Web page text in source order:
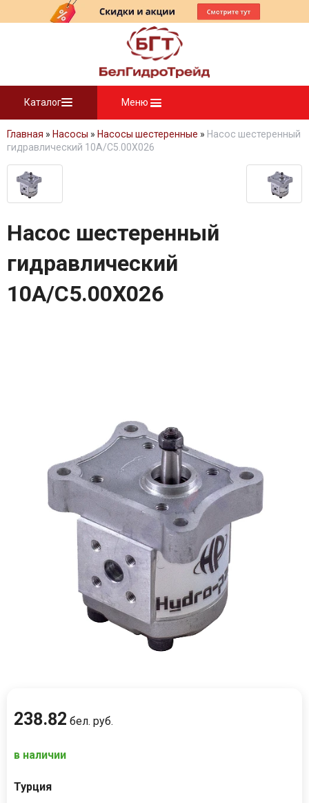
Каталог Меню
Главная » Насосы » Насосы шестеренные » Насос шестеренный
гидравлический 10A/C5.00X026
Насос шестеренный
гидравлический
10A/C5.00X026
238.82 бел. руб.
в наличии
Турция